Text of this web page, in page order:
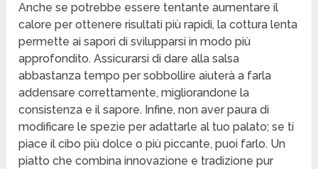
Anche se potrebbe essere tentante aumentare il
calore per ottenere risultati più rapidi, la cottura lenta
permette ai sapori di svilupparsi in modo più
approfondito. Assicurarsi di dare alla salsa
abbastanza tempo per sobbollire aiuterà a farla
addensare correttamente, migliorandone la
consistenza e il sapore. Infine, non aver paura di
modificare le spezie per adattarle al tuo palato; se ti
piace il cibo più dolce o più piccante, puoi farlo. Un
piatto che combina innovazione e tradizione pur